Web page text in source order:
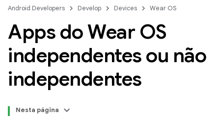
Android Developers Develop Devices Wear OS
Apps do Wear OS
independentes ou não
independentes
Nesta página